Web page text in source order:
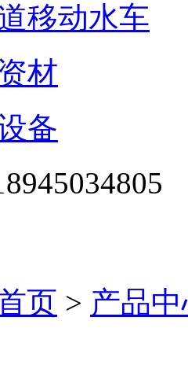
移动水车
材
备
页 > 产品